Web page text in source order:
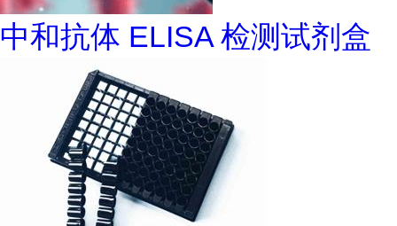
中和抗体 ELISA 检测试剂盒